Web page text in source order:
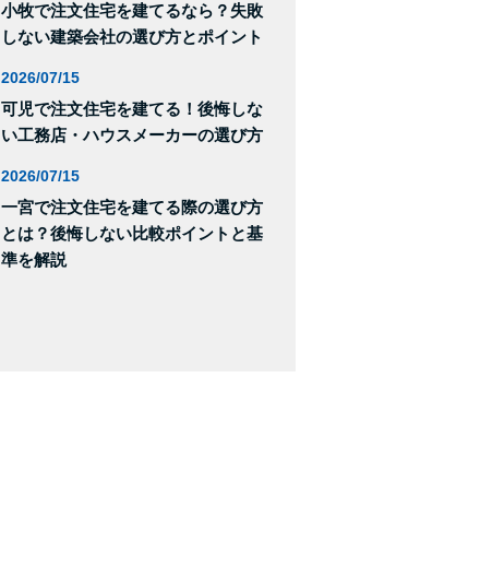
小牧で注文住宅を建てるなら？失敗
しない建築会社の選び方とポイント
2026/07/15
可児で注文住宅を建てる！後悔しな
い工務店・ハウスメーカーの選び方
2026/07/15
一宮で注文住宅を建てる際の選び方
とは？後悔しない比較ポイントと基
準を解説